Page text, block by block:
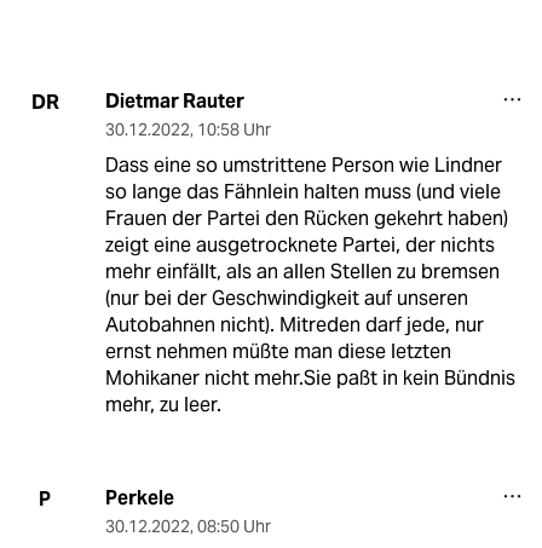
DR Dietmar Rauter
30.12.2022, 10:58 Uhr
Dass eine so umstrittene Person wie Lindner
so lange das Fähnlein halten muss (und viele
Frauen der Partei den Rücken gekehrt haben)
zeigt eine ausgetrocknete Partei, der nichts
mehr einfällt, als an allen Stellen zu bremsen
(nur bei der Geschwindigkeit auf unseren
Autobahnen nicht). Mitreden darf jede, nur
ernst nehmen müßte man diese letzten
Mohikaner nicht mehr.Sie paßt in kein Bündnis
mehr, zu leer.
P Perkele
30.12.2022, 08:50 Uhr